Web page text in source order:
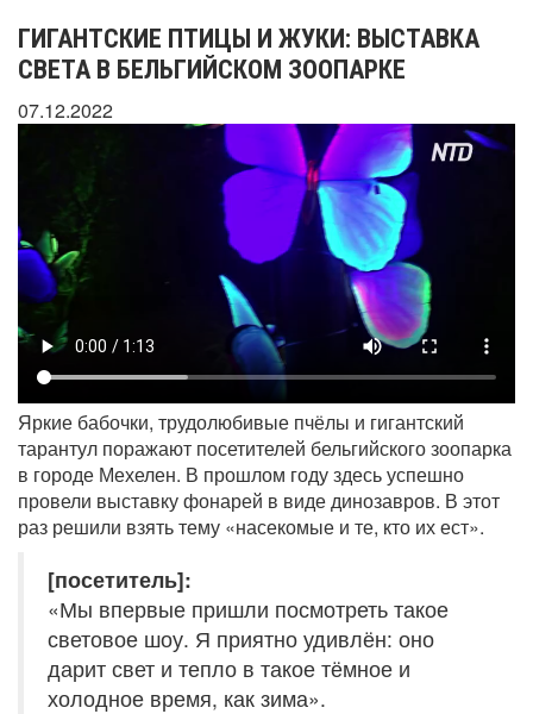
ГИГАНТСКИЕ ПТИЦЫ И ЖУКИ: ВЫСТАВКА
СВЕТА В БЕЛЬГИЙСКОМ ЗООПАРКЕ
07.12.2022
Яркие бабочки, трудолюбивые пчёлы и гигантский
тарантул поражают посетителей бельгийского зоопарка
в городе Мехелен. В прошлом году здесь успешно
провели выставку фонарей в виде динозавров. В этот
раз решили взять тему «насекомые и те, кто их ест».
[посетитель]:
«Мы впервые пришли посмотреть такое
световое шоу. Я приятно удивлён: оно
дарит свет и тепло в такое тёмное и
холодное время, как зима».